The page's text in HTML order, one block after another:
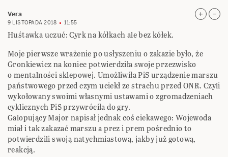
Vera
9 LISTOPADA 2018 11:55
Huśtawka uczuć: Cyrk na kółkach ale bez kółek.
Moje pierwsze wrażenie po usłyszeniu o zakazie było, że
Gronkiewicz na koniec potwierdziła swoje przezwisko
o mentalności sklepowej. Umożliwiła PiS urządzenie marszu
państwowego przed czym uciekł ze strachu przed ONR. Czyli
wykołowany swoimi własnymi ustawami o zgromadzeniach
cyklicznych PiS przywróciła do gry.
Galopujący Major napisał jednak coś ciekawego: Wojewoda
miał i tak zakazać marszu a prez i prem pośrednio to
potwierdzili swoją natychmiastową, jakby już gotową,
reakcją.